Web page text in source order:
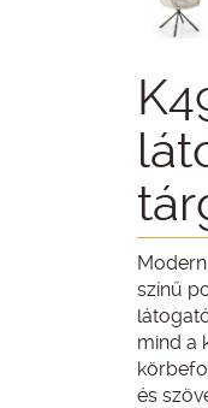
színű
mind a
és